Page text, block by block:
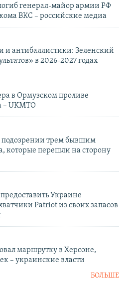
генерал-майор армии РФ
ВКС – российские медиа
и антибаллистики: Зеленский
в 2026-2027 годах
в Ормузском проливе
UKMTO
подозрении трем бывшим
которые перешли на сторону
Украине
Patriot из своих запасов
маршрутку в Херсоне,
– украинские власти
БОЛЬШЕ